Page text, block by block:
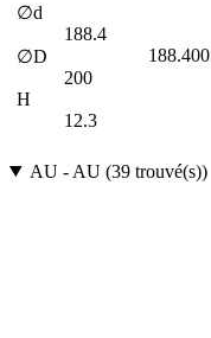
∅d
188.4
∅D
200
H
12.3
188.400
AU- AU(39 trouvé(s))